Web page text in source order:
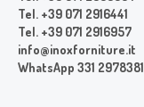
Tel. +39 071 2916441
Tel. +39 071 2916957
info@inoxforniture.it
WhatsApp 331 2978381